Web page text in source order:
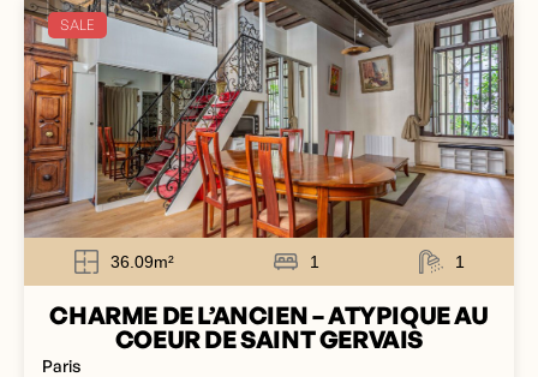
SALE
36.09m² 1 1
CHARME DE L’ANCIEN – ATYPIQUE AU
COEUR DE SAINT GERVAIS
Paris